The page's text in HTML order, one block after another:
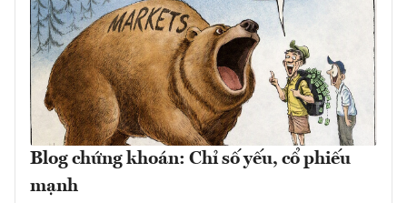
Blog chứng khoán: Chỉ số yếu, cổ phiếu
mạnh